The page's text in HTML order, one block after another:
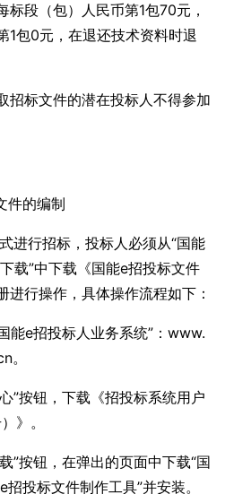
段（包）人民币第1包70元，
1包0元，在退还技术资料时退
标文件的潜在投标人不得参加
件的编制
进行招标，投标人必须从“国能
载”中下载《国能e招投标文件
进行操作，具体操作流程如下：
能e招投标人业务系统”：www.
。
”按钮，下载《招投标系统用户
》。
按钮，在弹出的页面中下载“国
投标文件制作工具”并安装。